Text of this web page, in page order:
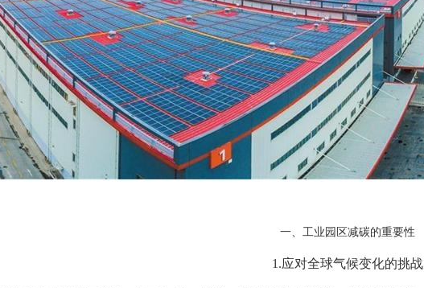
一、工业园区减碳的重要性
1.应对全球气候变化的挑战